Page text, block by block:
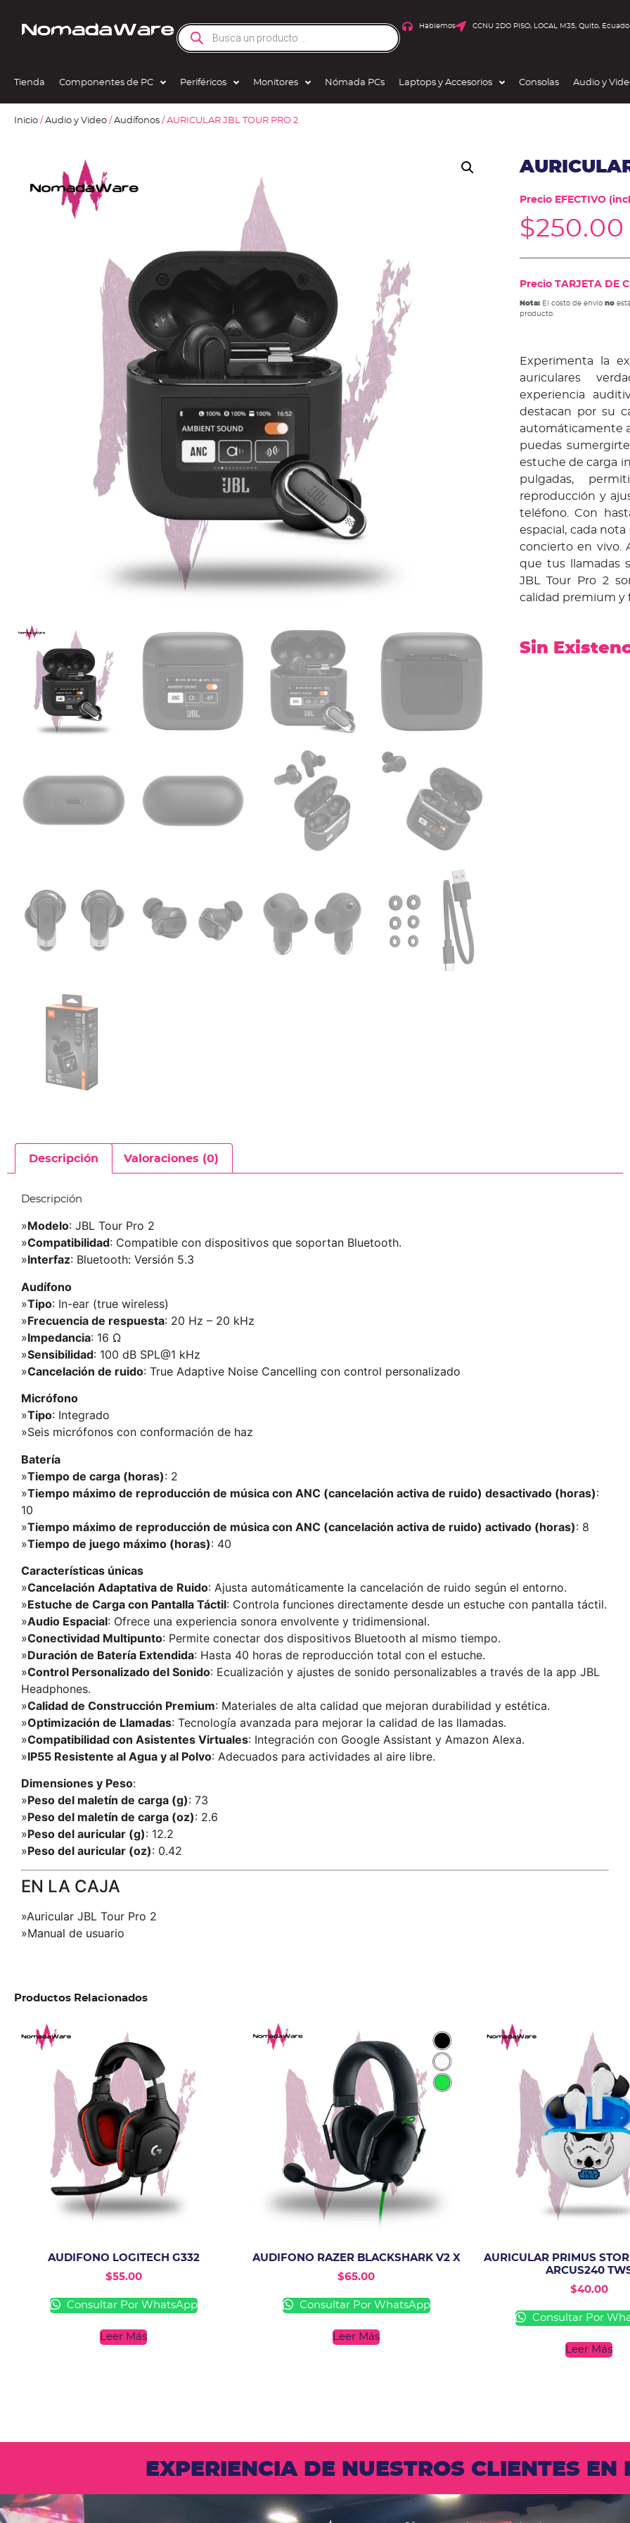
Hablemos CCNU 2DO PISO, LOCAL M35, Quito,
Tienda Componentes de PC Periféricos Monitores Nómada PCs Laptops y Accesorios Consolas Audio y
Inicio / Audio y Video / Audífonos / AURICULAR JBL TOUR PRO 2
Precio EFECTIVO
$250.00
Precio TARJETA DE
Nota:El costo de envío no
producto.
Experimenta la
auriculares
experiencia
destacan por su
automáticamente
puedas
estuche de carga
pulgadas,
reproducción y
teléfono. Con
espacial, cada
concierto en vivo.
que tus llamadas
JBL Tour Pro 2
calidad premium y
Sin
Descripción Valoraciones (0)
Descripción
»Modelo: JBL Tour Pro 2
»Compatibilidad: Compatible con dispositivos que soportan Bluetooth.
»Interfaz: Bluetooth: Versión 5.3
Audífono
»Tipo: In-ear (true wireless)
»Frecuencia de respuesta: 20 Hz – 20 kHz
»Impedancia: 16 Ω
»Sensibilidad: 100 dB SPL@1 kHz
»Cancelación de ruido: True Adaptive Noise Cancelling con control personalizado
Micrófono
»Tipo: Integrado
»Seis micrófonos con conformación de haz
Batería
»Tiempo de carga (horas): 2
»Tiempo máximo de reproducción de música con ANC (cancelación activa de ruido) desactivado (horas):
10
»Tiempo máximo de reproducción de música con ANC (cancelación activa de ruido) activado (horas): 8
»Tiempo de juego máximo (horas): 40
Características únicas
»Cancelación Adaptativa de Ruido: Ajusta automáticamente la cancelación de ruido según el entorno.
»Estuche de Carga con Pantalla Táctil: Controla funciones directamente desde un estuche con pantalla táctil.
»Audio Espacial: Ofrece una experiencia sonora envolvente y tridimensional.
»Conectividad Multipunto: Permite conectar dos dispositivos Bluetooth al mismo tiempo.
»Duración de Batería Extendida: Hasta 40 horas de reproducción total con el estuche.
»Control Personalizado del Sonido: Ecualización y ajustes de sonido personalizables a través de la app JBL
Headphones.
»Calidad de Construcción Premium: Materiales de alta calidad que mejoran durabilidad y estética.
»Optimización de Llamadas: Tecnología avanzada para mejorar la calidad de las llamadas.
»Compatibilidad con Asistentes Virtuales: Integración con Google Assistant y Amazon Alexa.
»IP55 Resistente al Agua y al Polvo: Adecuados para actividades al aire libre.
Dimensiones y Peso:
»Peso del maletín de carga (g): 73
»Peso del maletín de carga (oz): 2.6
»Peso del auricular (g): 12.2
»Peso del auricular (oz): 0.42
EN LA CAJA
»Auricular JBL Tour Pro 2
»Manual de usuario
Productos Relacionados
AUDIFONO LOGITECH G332
$55.00
Consultar Por WhatsApp
Leer Más
AUDIFONO RAZER BLACKSHARK V2 X
$65.00
Consultar Por WhatsApp
Leer Más
AURICULAR PRIMUS
ARCUS240
$40.00
Consultar Por
Leer Más
EXPERIENCIA DE NUESTROS CLIENTES